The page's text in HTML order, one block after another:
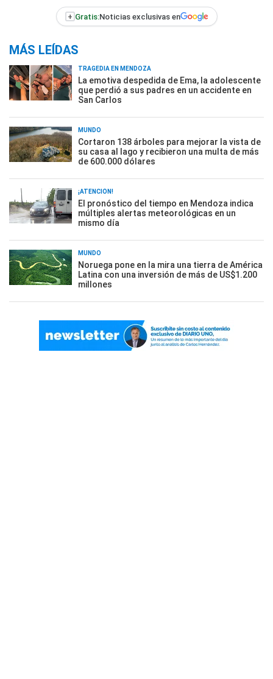
+ Gratis:Noticias exclusivas en
MÁS LEÍDAS
TRAGEDIA EN MENDOZA
La emotiva despedida de Ema, la adolescente
que perdió a sus padres en un accidente en
San Carlos
MUNDO
Cortaron 138 árboles para mejorar la vista de
su casa al lago y recibieron una multa de más
de 600.000 dólares
¡ATENCIÓN!
El pronóstico del tiempo en Mendoza indica
múltiples alertas meteorológicas en un
mismo día
MUNDO
Noruega pone en la mira una tierra de América
Latina con una inversión de más de US$1.200
millones